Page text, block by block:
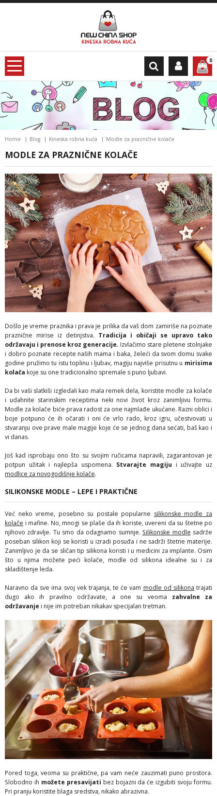
0
Home Blog Kineska robna kuća Modle za praznične kolače
MODLE ZA PRAZNIČNE KOLAČE
Došlo je vreme praznika i prava je prilika da vaš dom zamiriše na poznate
praznične mirise iz detinjstva. Tradicija i običaji se upravo tako
održavaju i prenose kroz generacije. Izvlačimo stare pletene stolnjake
i dobro poznate recepte naših mama i baka, želeći da svom domu svake
godine pružimo tu istu toplinu i ljubav, magiju najviše prisutnu u mirisima
kolača koje su one tradicionalno spremale s puno ljubavi.
Da bi vaši slatkiši izgledali kao mala remek dela, koristite modle za kolače
i udahnite starinskim receptima neki novi život kroz zanimljivu formu.
Modle za kolače biće prava radost za one najmlađe ukućane. Razni oblici i
boje potpuno će ih očarati i oni će vrlo rado, kroz igru, učestvovati u
stvaranju ove prave male magije koje će se jednog dana sećati, baš kao i
vi danas.
Još kad isprobaju ono što su svojim ručicama napravili, zagarantovan je
potpun užitak i najlepša uspomena. Stvarajte magiju i uživajte uz
modlice za novogodišnje kolače.
SILIKONSKE MODLE – LEPE I PRAKTIČNE
Već neko vreme, posebno su postale popularne silikonske modle za
kolače i mafine. No, mnogi se plaše da ih koriste, uvereni da su štetne po
njihovo zdravlje. Tu smo da odagnamo sumnje. Silikonske modle sadrže
poseban silikon koji se koristi u izradi posuđa i ne sadrži štetne materije.
Zanimljivo je da se sličan tip silikona koristi i u medicini za implante. Osim
što u njima možete peći kolače, modle od silikona idealne su i za
skladištenje leda.
Naravno da sve ima svoj vek trajanja, te će vam modle od silikona trajati
dugo ako ih pravilno održavate, a one su veoma zahvalne za
održavanje i nije im potreban nikakav specijalan tretman.
Pored toga, veoma su praktične, pa vam neće zauzimati puno prostora.
Slobodno ih možete presavijati bez bojazni da će izgubiti svoju formu.
Pri pranju koristite blaga sredstva, nikako abrazivna.